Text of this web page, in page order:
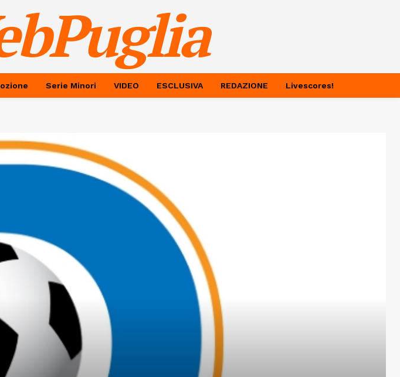
Serie Minori VIDEO ESCLUSIVA REDAZIONE Livescores!